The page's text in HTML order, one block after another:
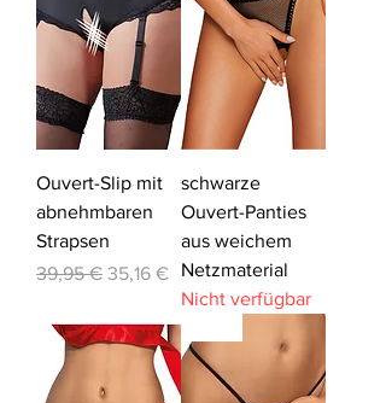
Ouvert-Slip mit
abnehmbaren
Strapsen
Standardpreis
39,95 € Sale-Preis
35,16 €
schwarze
Ouvert-Panties
aus weichem
Netzmaterial
Nicht verfügbar